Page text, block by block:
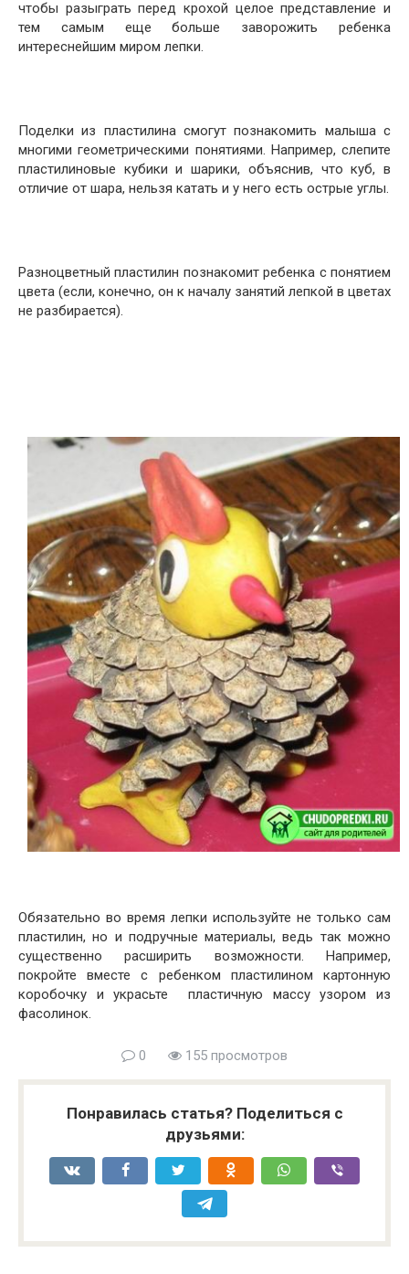
чтобы разыграть перед крохой целое представление и
тем самым еще больше заворожить ребенка
интереснейшим миром лепки.
Поделки из пластилина смогут познакомить малыша с
многими геометрическими понятиями. Например, слепите
пластилиновые кубики и шарики, объяснив, что куб, в
отличие от шара, нельзя катать и у него есть острые углы.
Разноцветный пластилин познакомит ребенка с понятием
цвета (если, конечно, он к началу занятий лепкой в цветах
не разбирается).
Обязательно во время лепки используйте не только сам
пластилин, но и подручные материалы, ведь так можно
существенно расширить возможности. Например,
покройте вместе с ребенком пластилином картонную
коробочку и украсьте пластичную массу узором из
фасолинок.
0 155 просмотров
Понравилась статья? Поделиться с
друзьями: